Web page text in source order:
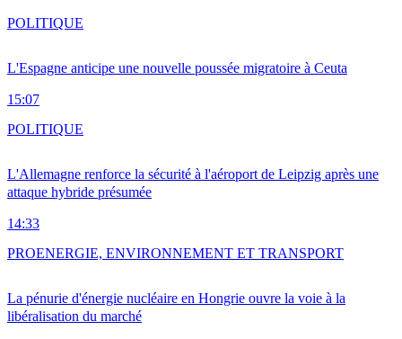
L'Espagne anticipe une nouvelle poussée migratoire à Ceuta
15:07
POLITIQUE
L'Allemagne renforce la sécurité à l'aéroport de Leipzig après une
attaque hybride présumée
14:33
POLITIQUE
La pénurie d'énergie nucléaire en Hongrie ouvre la voie à la
libéralisation du marché
PROENERGIE, ENVIRONNEMENT ET TRANSPORT